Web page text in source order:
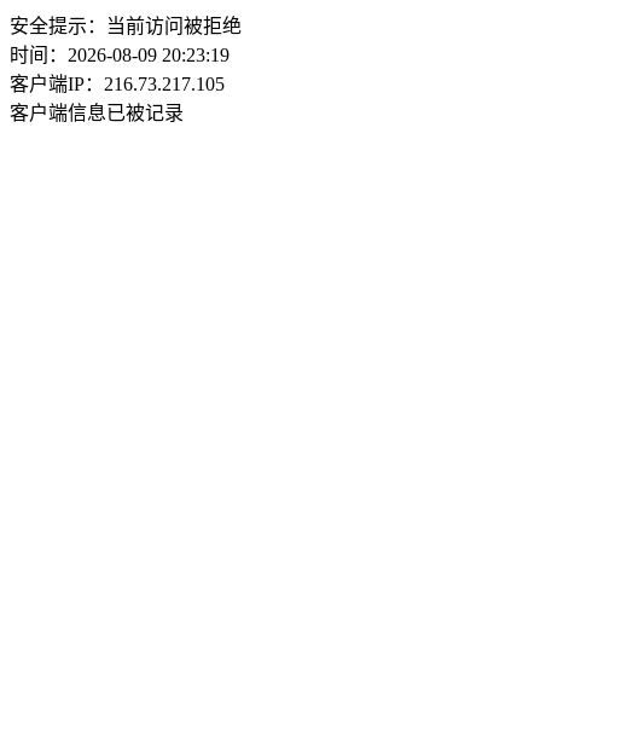
安全提示：当前访问被拒绝
时间：2026-08-09 20:23:19
客户端IP：216.73.217.105
客户端信息已被记录